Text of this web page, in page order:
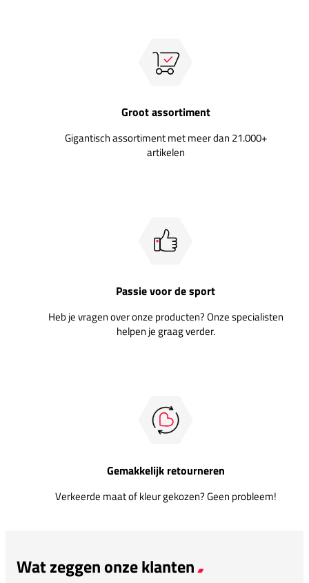
Groot assortiment
Gigantisch assortiment met meer dan 21.000+
artikelen
Passie voor de sport
Heb je vragen over onze producten? Onze specialisten
helpen je graag verder.
Gemakkelijk retourneren
Verkeerde maat of kleur gekozen? Geen probleem!
Wat zeggen onze klanten